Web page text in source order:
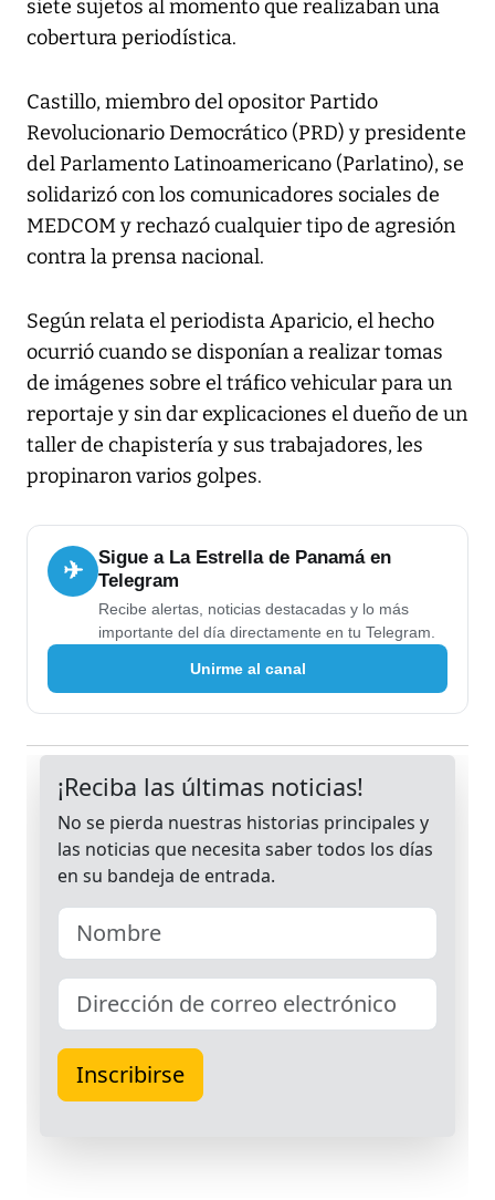
siete sujetos al momento que realizaban una
cobertura periodística.
Castillo, miembro del opositor Partido
Revolucionario Democrático (PRD) y presidente
del Parlamento Latinoamericano (Parlatino), se
solidarizó con los comunicadores sociales de
MEDCOM y rechazó cualquier tipo de agresión
contra la prensa nacional.
Según relata el periodista Aparicio, el hecho
ocurrió cuando se disponían a realizar tomas
de imágenes sobre el tráfico vehicular para un
reportaje y sin dar explicaciones el dueño de un
taller de chapistería y sus trabajadores, les
propinaron varios golpes.
✈
Sigue a La Estrella de Panamá en
Telegram
Recibe alertas, noticias destacadas y lo más
importante del día directamente en tu Telegram.
Unirme al canal